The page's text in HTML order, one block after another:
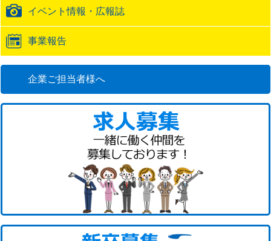
イベント情報・広報誌
事業報告
企業ご担当者様へ